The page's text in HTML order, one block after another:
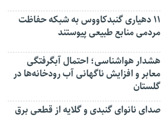
۱۱ دهیاری گنبدکاووس به شبکه حفاظت
مردمی منابع طبیعی پیوستند
هشدار هواشناسی؛ احتمال آبگرفتگی
معابر و افزایش ناگهانی آب رودخانه‌ها در
گلستان
صدای نانوای گنبدی و گلایه از قطعی برق